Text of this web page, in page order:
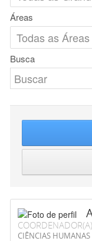
Áreas
Busca
COORDENADOR(A)
CIÊNCIAS HUMANAS